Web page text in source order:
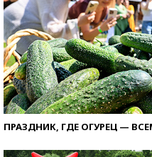
ПРАЗДНИК, ГДЕ ОГУРЕЦ —